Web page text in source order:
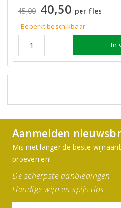
45,00 40,50 per fles
Beperkt beschikbaar
In
Aanmelden
Mis niet langer de beste
proeverijen!
De scherpste aanbiedingen
Handige wijn en spijs tips